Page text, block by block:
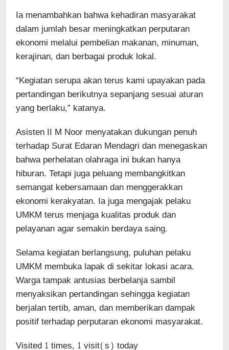
Ia menambahkan bahwa kehadiran masyarakat
dalam jumlah besar meningkatkan perputaran
ekonomi melalui pembelian makanan, minuman,
kerajinan, dan berbagai produk lokal.
“Kegiatan serupa akan terus kami upayakan pada
pertandingan berikutnya sepanjang sesuai aturan
yang berlaku,” katanya.
Asisten II M Noor menyatakan dukungan penuh
terhadap Surat Edaran Mendagri dan menegaskan
bahwa perhelatan olahraga ini bukan hanya
hiburan. Tetapi juga peluang membangkitkan
semangat kebersamaan dan menggerakkan
ekonomi kerakyatan. Ia juga mengajak pelaku
UMKM terus menjaga kualitas produk dan
pelayanan agar semakin berdaya saing.
Selama kegiatan berlangsung, puluhan pelaku
UMKM membuka lapak di sekitar lokasi acara.
Warga tampak antusias berbelanja sambil
menyaksikan pertandingan sehingga kegiatan
berjalan tertib, aman, dan memberikan dampak
positif terhadap perputaran ekonomi masyarakat.
Visited 1 times, 1 visit(s) today